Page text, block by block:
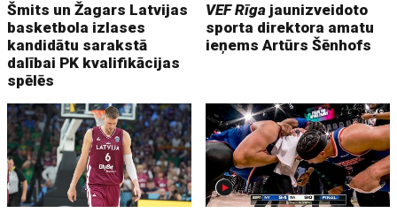
Šmits un Žagars Latvijas
basketbola izlases
kandidātu sarakstā
dalībai PK kvalifikācijas
spēlēs
VEF Rīga jaunizveidoto
sporta direktora amatu
ieņems Artūrs Šēnhofs